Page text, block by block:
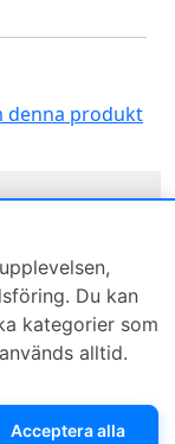
Du kan
kategorier som
alltid.
Acceptera alla
Köp nu
denna produkt
Återförsäljare
Sök KCR-box
Öppettider